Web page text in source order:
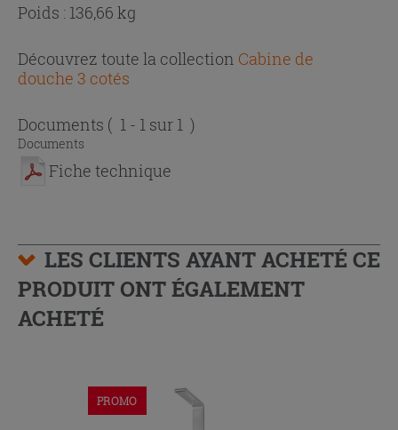
Poids : 136,66 kg
Découvrez toute la collection Cabine de
douche 3 cotés
Documents ( 1 - 1 sur 1 )
Documents
Fiche technique
LES CLIENTS AYANT ACHETÉ CE
PRODUIT ONT ÉGALEMENT
ACHETÉ
PROMO